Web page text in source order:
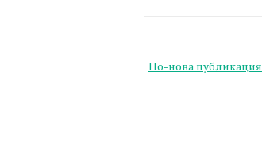
По-нова публикация